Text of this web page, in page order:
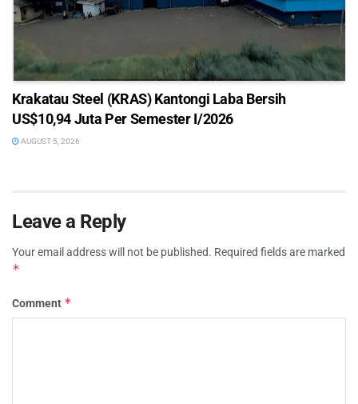
Krakatau Steel (KRAS) Kantongi Laba Bersih
US$10,94 Juta Per Semester I/2026
AUGUST 5, 2026
Leave a Reply
Your email address will not be published. Required fields are marked
*
Comment *